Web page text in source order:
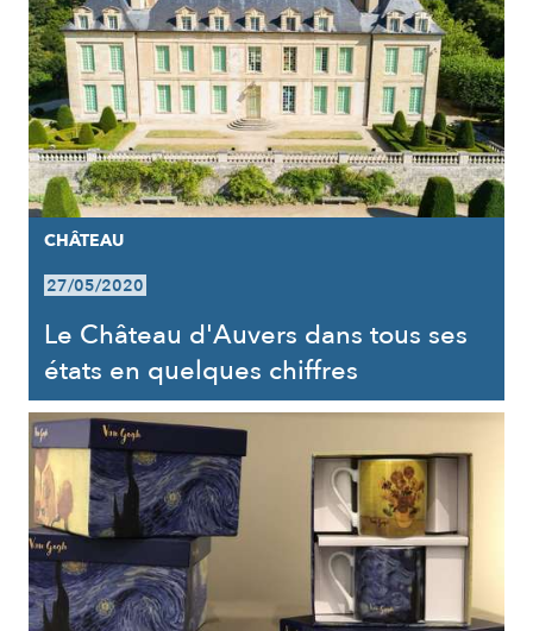
CHÂTEAU
27/05/2020
Le Château d'Auvers dans tous ses
états en quelques chiffres